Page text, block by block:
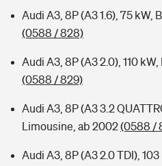
Audi A3, 8P (A3 1.6), 75 kW,
(0588 / 828)
Audi A3, 8P (A3 2.0), 110
(0588 / 829)
Audi A3, 8P (A3 3.2
Limousine, ab 2002(0588 /
Audi A3, 8P (A3 2.0 TDI),